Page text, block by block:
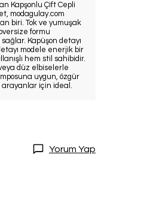
Kapşonlu Çift Cepli
modagulay.com
biri. Tok ve yumuşak
formu
Kapüşon detayı
modele enerjik bir
hem stil sahibidir.
düz elbiselerle
uygun, özgür
arayanlar için ideal.
Yorum Yap